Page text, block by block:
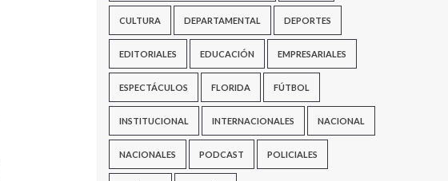
CULTURA DEPARTAMENTAL DEPORTES
EDITORIALES EDUCACIÓN EMPRESARIALES
ESPECTÁCULOS FLORIDA FÚTBOL
INSTITUCIONAL INTERNACIONALES NACIONAL
NACIONALES PODCAST POLICIALES